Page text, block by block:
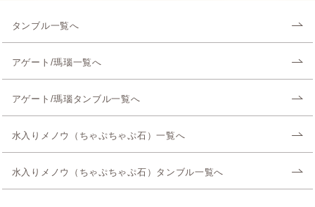
タンブル一覧へ
アゲート/瑪瑙一覧へ
アゲート/瑪瑙タンブル一覧へ
水入りメノウ（ちゃぷちゃぷ石）一覧へ
水入りメノウ（ちゃぷちゃぷ石）タンブル一覧へ